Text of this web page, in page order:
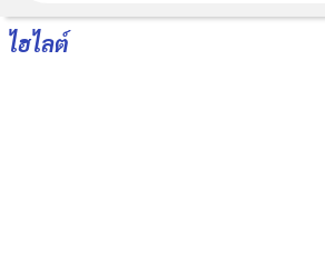
ไฮไลต์